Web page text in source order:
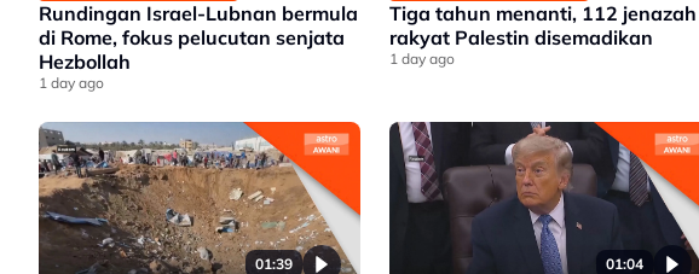
Rundingan Israel-Lubnan bermula
di Rome, fokus pelucutan senjata
Hezbollah
1 day ago
Tiga tahun menanti, 112 jenazah
rakyat Palestin disemadikan
1 day ago
01:39 01:04